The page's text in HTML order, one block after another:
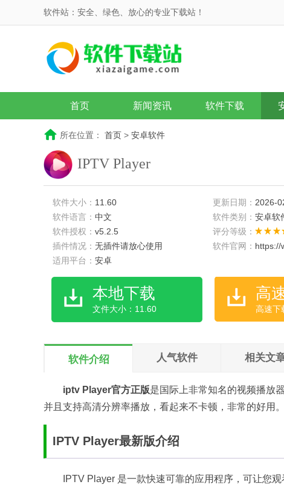
软件站：安全、绿色、放心的专业下载站！
首页 新闻资讯 软件下载
所在位置： 首页 > 安卓软件
IPTV Player
软件大小： 11.60 更新日期： 2026-
软件语言： 中文 软件类别： 安卓软
软件授权： v5.2.5
评分等级：
插件情况： 无插件请放心使用 软件官网： https://
适用平台： 安卓
本地下载
文件大小：11.60
高
高速下
软件介绍 人气软件 相关文
iptv Player官方正版是国际上非常知名的视频播放
并且支持高清分辨率播放，看起来不卡顿，非常的好用。
IPTV Player最新版介绍
IPTV Player 是一款快速可靠的应用程序，可让您